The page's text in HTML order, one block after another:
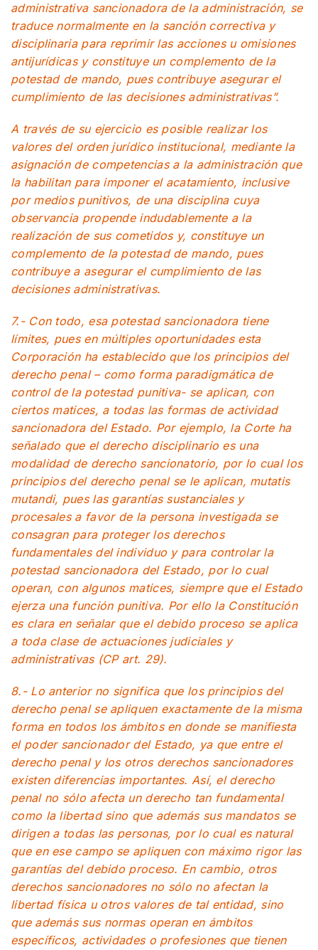
administrativa sancionadora de la administración, se
traduce normalmente en la sanción correctiva y
disciplinaria para reprimir las acciones u omisiones
antijurídicas y constituye un complemento de la
potestad de mando, pues contribuye asegurar el
cumplimiento de las decisiones administrativas”.
A través de su ejercicio es posible realizar los
valores del orden jurídico institucional, mediante la
asignación de competencias a la administración que
la habilitan para imponer el acatamiento, inclusive
por medios punitivos, de una disciplina cuya
observancia propende indudablemente a la
realización de sus cometidos y, constituye un
complemento de la potestad de mando, pues
contribuye a asegurar el cumplimiento de las
decisiones administrativas.
7.- Con todo, esa potestad sancionadora tiene
límites, pues en múltiples oportunidades esta
Corporación ha establecido que los principios del
derecho penal – como forma paradigmática de
control de la potestad punitiva- se aplican, con
ciertos matices, a todas las formas de actividad
sancionadora del Estado. Por ejemplo, la Corte ha
señalado que el derecho disciplinario es una
modalidad de derecho sancionatorio, por lo cual los
principios del derecho penal se le aplican, mutatis
mutandi, pues las garantías sustanciales y
procesales a favor de la persona investigada se
consagran para proteger los derechos
fundamentales del individuo y para controlar la
potestad sancionadora del Estado, por lo cual
operan, con algunos matices, siempre que el Estado
ejerza una función punitiva. Por ello la Constitución
es clara en señalar que el debido proceso se aplica
a toda clase de actuaciones judiciales y
administrativas (CP art. 29).
8.- Lo anterior no significa que los principios del
derecho penal se apliquen exactamente de la misma
forma en todos los ámbitos en donde se manifiesta
el poder sancionador del Estado, ya que entre el
derecho penal y los otros derechos sancionadores
existen diferencias importantes. Así, el derecho
penal no sólo afecta un derecho tan fundamental
como la libertad sino que además sus mandatos se
dirigen a todas las personas, por lo cual es natural
que en ese campo se apliquen con máximo rigor las
garantías del debido proceso. En cambio, otros
derechos sancionadores no sólo no afectan la
libertad física u otros valores de tal entidad, sino
que además sus normas operan en ámbitos
específicos, actividades o profesiones que tienen